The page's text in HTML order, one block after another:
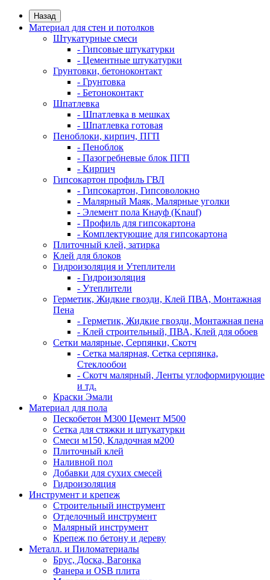
Назад
Материал для стен и потолков
Штукатурные смеси
- Гипсовые штукатурки
- Цементные штукатурки
Грунтовки, бетоноконтакт
- Грунтовка
- Бетоноконтакт
Шпатлевка
- Шпатлевка в мешках
- Шпатлевка готовая
Пеноблоки, кирпич, ПГП
- Пеноблок
- Пазогребневые блок ПГП
- Кирпич
Гипсокартон профиль ГВЛ
- Гипсокартон, Гипсоволокно
- Малярный Маяк, Малярные уголки
- Элемент пола Кнауф (Knauf)
- Профиль для гипсокартона
- Комплектующие для гипсокартона
Плиточный клей, затирка
Клей для блоков
Гидроизоляция и Утеплители
- Гидроизоляция
- Утеплители
Герметик, Жидкие гвозди, Клей ПВА, Монтажная
Пена
- Герметик, Жидкие гвозди, Монтажная пена
- Клей строительный, ПВА, Клей для обоев
Сетки малярные, Серпянки, Скотч
- Сетка малярная, Сетка серпянка,
Стеклообои
- Скотч малярный, Ленты углоформирующие
и тд.
Краски Эмали
Материал для пола
Пескобетон М300 Цемент М500
Сетка для стяжки и штукатурки
Смеси м150, Кладочная м200
Плиточный клей
Наливной пол
Добавки для сухих смесей
Гидроизоляция
Инструмент и крепеж
Строительный инструмент
Отделочный инструмент
Малярный инструмент
Крепеж по бетону и дереву
Металл. и Пиломатериалы
Брус, Доска, Вагонка
Фанера и OSB плита